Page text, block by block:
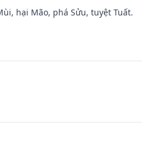
hại Mão, phá Sửu, tuyệt Tuất.